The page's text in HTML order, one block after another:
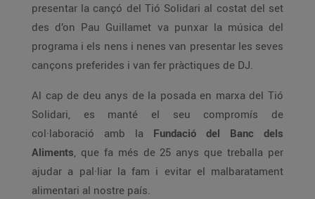
presentar la cançó del Tió Solidari al costat del set
des d’on Pau Guillamet va punxar la música del
programa i els nens i nenes van presentar les seves
cançons preferides i van fer pràctiques de DJ.
Al cap de deu anys de la posada en marxa del Tió
Solidari, es manté el seu compromís de
col·laboració amb la Fundació del Banc dels
Aliments, que fa més de 25 anys que treballa per
ajudar a pal·liar la fam i evitar el malbaratament
alimentari al nostre país.